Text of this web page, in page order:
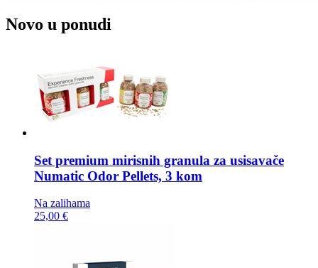
Novo u ponudi
Set premium mirisnih granula za usisavače
Numatic Odor Pellets, 3 kom
Na zalihama
25,00 €